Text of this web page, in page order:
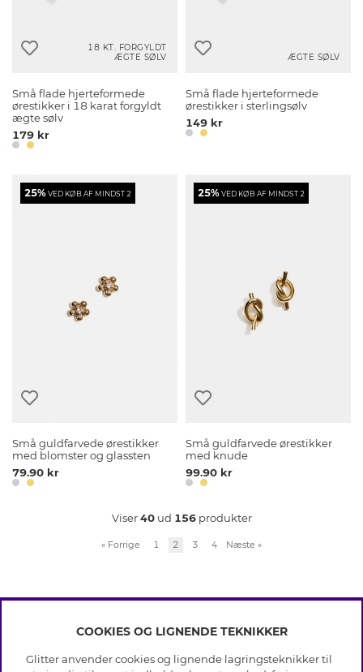
18 KT. FORGYLDT
ÆGTE SØLV
Små flade hjerteformede
ørestikker i 18 karat forgyldt
ægte sølv
179 kr
ÆGTE SØLV
Små flade hjerteformede
ørestikker i sterlingsølv
149 kr
25%VED KØB AF MINDST 2
Små guldfarvede ørestikker
med blomster og glassten
79.90 kr
25%VED KØB AF MINDST 2
Små guldfarvede ørestikker
med knude
99.90 kr
Viser40ud 156produkter
« Forrige 1 2 3 4 Næste »
INFO
Betingelser
COOKIES OG LIGNENDE TEKNIKKER
Glitter anvender cookies og lignende lagringsteknikker til